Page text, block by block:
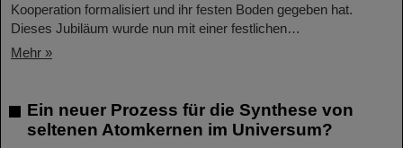
Kooperation formalisiert und ihr festen Boden gegeben hat.
Dieses Jubiläum wurde nun mit einer festlichen…
Mehr »
Ein neuer Prozess für die Synthese von
seltenen Atomkernen im Universum?